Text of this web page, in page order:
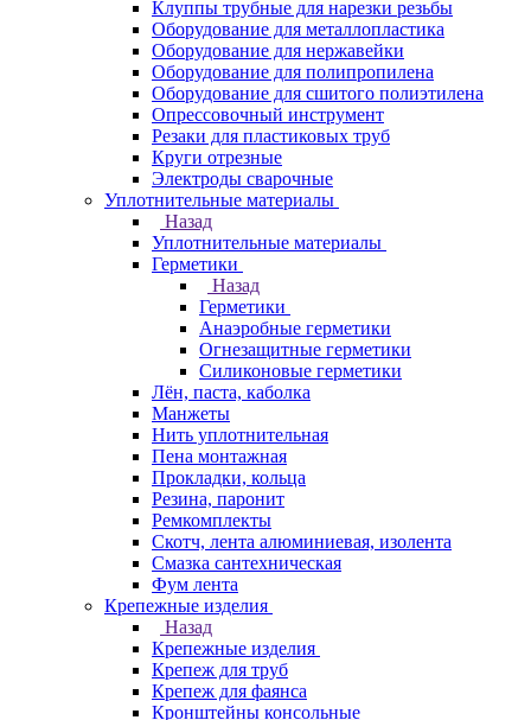
Клуппы трубные для нарезки резьбы
Оборудование для металлопластика
Оборудование для нержавейки
Оборудование для полипропилена
Оборудование для сшитого полиэтилена
Опрессовочный инструмент
Резаки для пластиковых труб
Круги отрезные
Электроды сварочные
Уплотнительные материалы
Назад
Уплотнительные материалы
Герметики
Назад
Герметики
Анаэробные герметики
Огнезащитные герметики
Силиконовые герметики
Лён, паста, каболка
Манжеты
Нить уплотнительная
Пена монтажная
Прокладки, кольца
Резина, паронит
Ремкомплекты
Скотч, лента алюминиевая, изолента
Смазка сантехническая
Фум лента
Крепежные изделия
Назад
Крепежные изделия
Крепеж для труб
Крепеж для фаянса
Кронштейны консольные